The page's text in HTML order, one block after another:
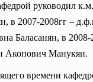
руководил
в 2007-2008гг –
Баласанян, в 2008-
Акопович Манукян.
времени